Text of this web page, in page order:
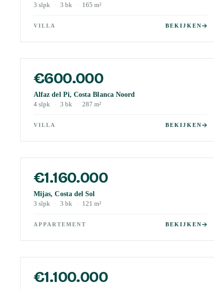
3 slpk · 3 bk · 165 m²
VILLA BEKIJKEN
€600.000
Alfaz del Pi, Costa Blanca Noord
4 slpk · 3 bk · 287 m²
VILLA BEKIJKEN
€1.160.000
Mijas, Costa del Sol
3 slpk · 3 bk · 121 m²
APPARTEMENT BEKIJKEN
€1.100.000